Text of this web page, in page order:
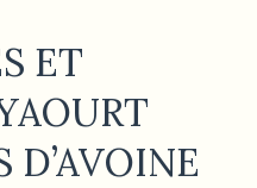
ET
D’AVOINE